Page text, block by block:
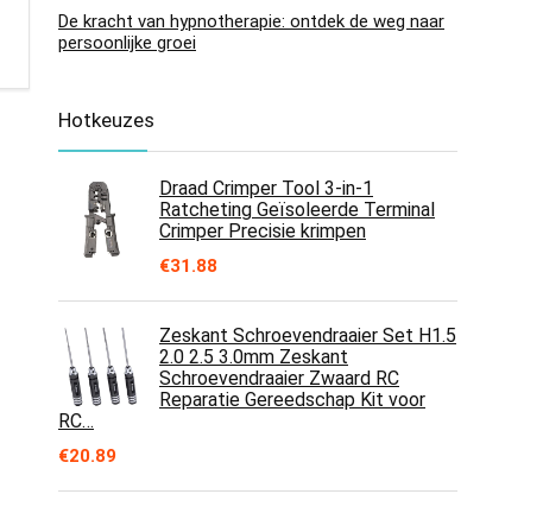
De kracht van hypnotherapie: ontdek de weg naar
persoonlijke groei
Hotkeuzes
Draad Crimper Tool 3-in-1
Ratcheting Geïsoleerde Terminal
Crimper Precisie krimpen
€31.88
Zeskant Schroevendraaier Set H1.5
2.0 2.5 3.0mm Zeskant
Schroevendraaier Zwaard RC
Reparatie Gereedschap Kit voor
RC…
€20.89